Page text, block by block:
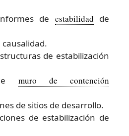
de estabilidad de
de estabilización
muro de contención
de sitios de desarrollo.
de estabilización de